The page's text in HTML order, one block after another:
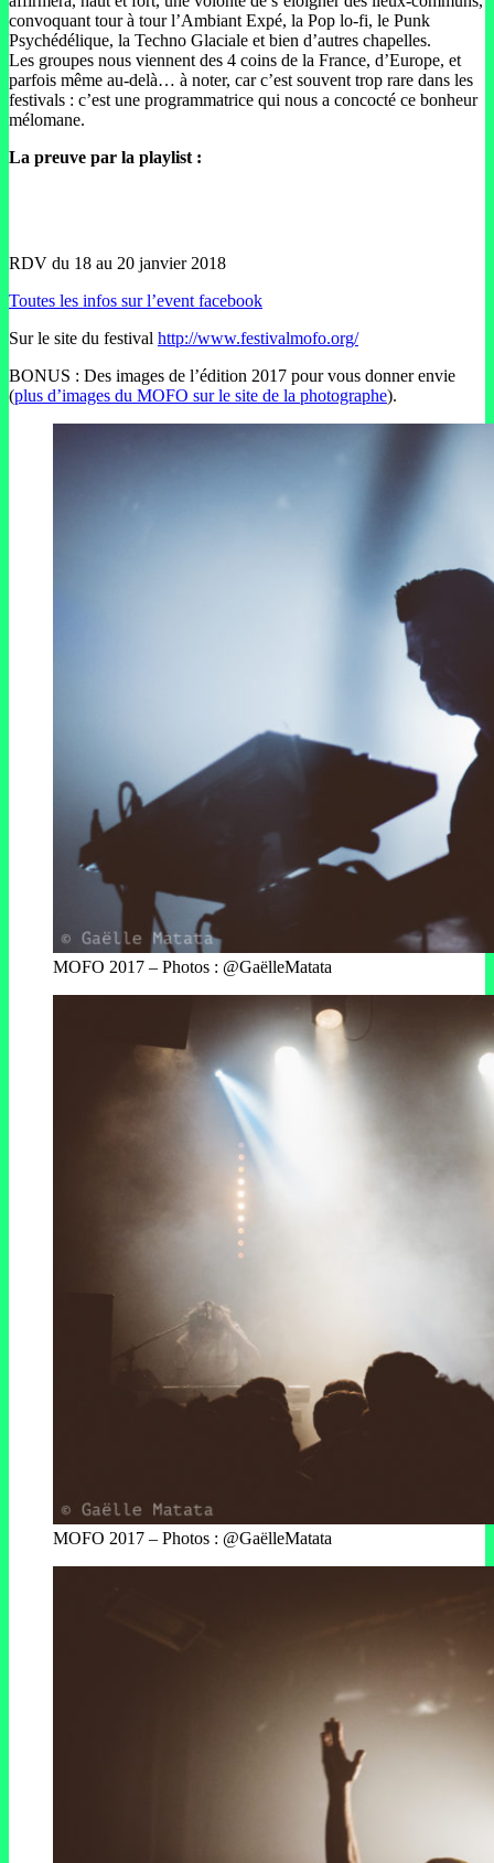
convoquant tour à tour l’Ambiant Expé, la Pop lo-fi, le Punk
Psychédélique, la Techno Glaciale et bien d’autres chapelles.
Les groupes nous viennent des 4 coins de la France, d’Europe, et
parfois même au-delà… à noter, car c’est souvent trop rare dans les
festivals : c’est une programmatrice qui nous a concocté ce bonheur
mélomane.
La preuve par la playlist :
RDV du 18 au 20 janvier 2018
Toutes les infos sur l’event facebook
Sur le site du festival http://www.festivalmofo.org/
BONUS : Des images de l’édition 2017 pour vous donner envie
(plus d’images du MOFO sur le site de la photographe).
MOFO 2017 – Photos : @GaëlleMatata
MOFO 2017 – Photos : @GaëlleMatata